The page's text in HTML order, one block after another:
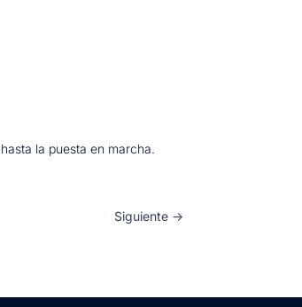
la puesta en marcha.
Siguiente→